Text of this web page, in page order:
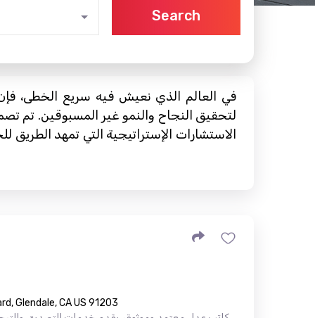
Search
في العالم الذي نعيش فيه سريع الخطى،
لتحقيق النجاح والنمو غير المسبوقين. تم
الاستشارات الإستراتيجية التي تمهد الطريق
Glendale, CA US 91203